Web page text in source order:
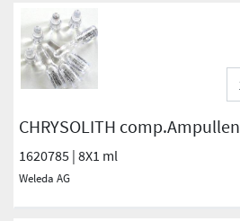
CHRYSOLITH comp.Ampullen
1620785 | 8X1 ml
Weleda AG